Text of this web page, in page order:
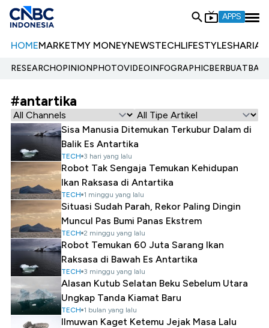
APPS
HOMEMARKETMY MONEYNEWSTECHLIFESTYLESHARIA
RESEARCHOPINIONPHOTOVIDEOINFOGRAPHIC
#antartika
Sisa Manusia Ditemukan Terkubur Dalam di
Balik Es Antartika
TECH 3 hari yang lalu
Robot Tak Sengaja Temukan Kehidupan
Ikan Raksasa di Antartika
TECH 1 minggu yang lalu
Situasi Sudah Parah, Rekor Paling Dingin
Muncul Pas Bumi Panas Ekstrem
TECH 2 minggu yang lalu
Robot Temukan 60 Juta Sarang Ikan
Raksasa di Bawah Es Antartika
TECH 3 minggu yang lalu
Alasan Kutub Selatan Beku Sebelum Utara
Ungkap Tanda Kiamat Baru
TECH 1 bulan yang lalu
Ilmuwan Kaget Ketemu Jejak Masa Lalu